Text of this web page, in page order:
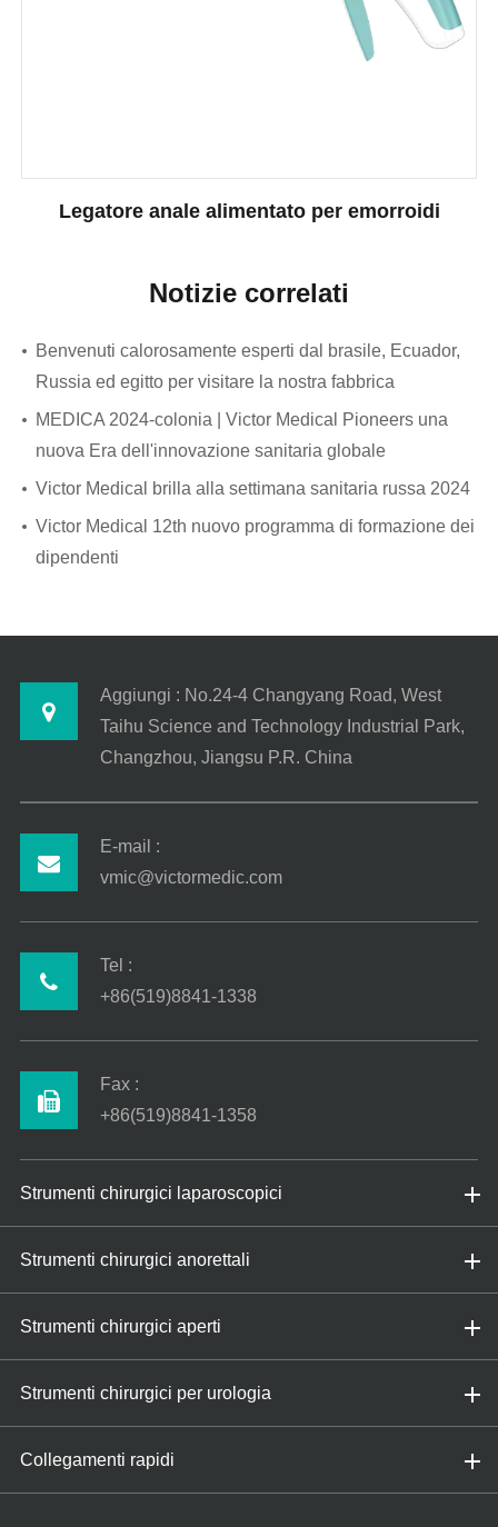
Legatore anale alimentato per emorroidi
Notizie correlati
Benvenuti calorosamente esperti dal brasile, Ecuador,
Russia ed egitto per visitare la nostra fabbrica
MEDICA 2024-colonia | Victor Medical Pioneers una
nuova Era dell'innovazione sanitaria globale
Victor Medical brilla alla settimana sanitaria russa 2024
Victor Medical 12th nuovo programma di formazione dei
dipendenti
Aggiungi : No.24-4 Changyang Road, West
Taihu Science and Technology Industrial Park,
Changzhou, Jiangsu P.R. China
E-mail :
vmic@victormedic.com
Tel :
+86(519)8841-1338
Fax :
+86(519)8841-1358
Strumenti chirurgici laparoscopici
Strumenti chirurgici anorettali
Strumenti chirurgici aperti
Strumenti chirurgici per urologia
Collegamenti rapidi